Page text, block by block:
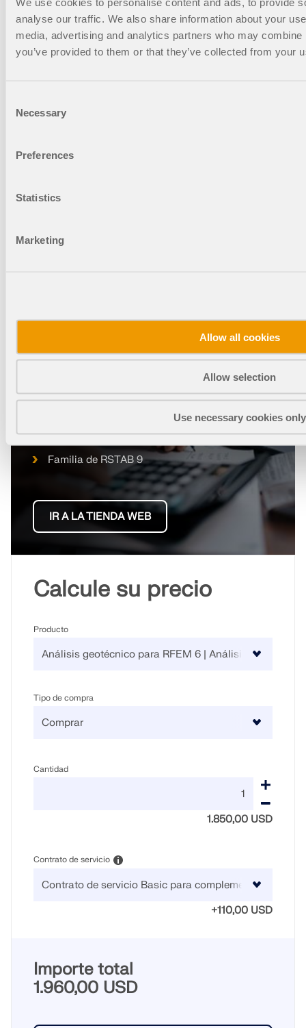
analyse our traffic. We also share information about your
media, advertising and analytics partners who may
you’ve provided to them or that they’ve collected from your
Selection
Necessary
Preferences
Statistics
Marketing
Allow all cookies
Allow selection
Use necessary cookies only
través de flujos de trabajo prácticos y te ayudan a
dominar rápidamente las funciones clave.
Seminarios web
Mira las sesiones cuando quieras profundizar tus
Tienda en línea
descubra todos los precios en línea!
Familia de RSTAB 9
IR A LA TIENDA WEB
Calcule su precio
Producto
Tipo de compra
Cantidad
1.850,00 USD
Contrato de servicio
+110,00 USD
Importe total
1.960,00 USD